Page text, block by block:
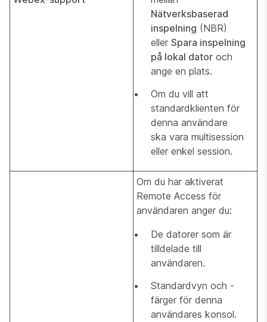
Nätverksbaserad
inspelning (NBR)
eller Spara inspelning
på lokal dator och
ange en plats.
Om du vill att
standardklienten för
denna användare
ska vara multisession
eller enkel session.
Om du har aktiverat
Remote Access för
användaren anger du:
De datorer som är
tilldelade till
användaren.
Standardvyn och -
färger för denna
användares konsol.